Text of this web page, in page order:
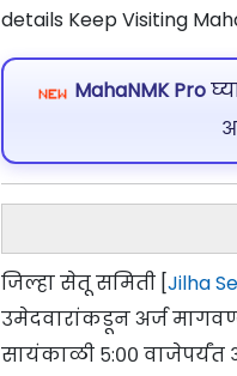
details Keep Visiting
MahaNMK Pro
जिल्हा सेतू समिती [Jilha
उमेदवारांकडून अर्ज
सायंकाळी ५:०० वाजेपर्यंत